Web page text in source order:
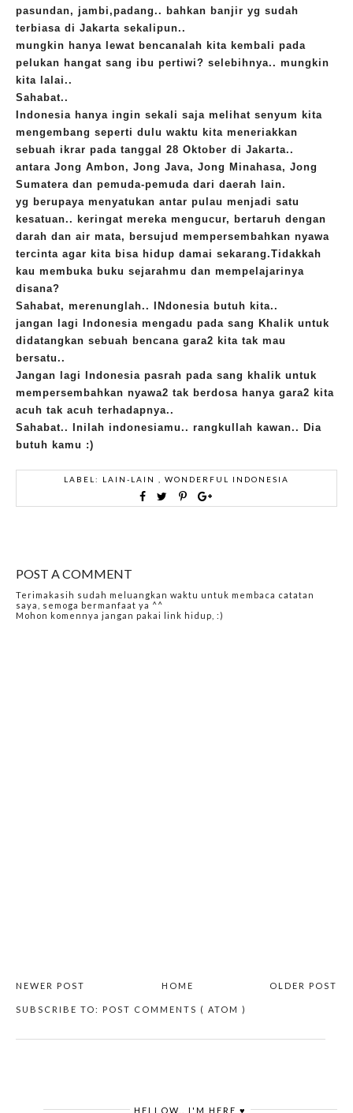
pasundan, jambi,padang.. bahkan banjir yg sudah
terbiasa di Jakarta sekalipun..
mungkin hanya lewat bencanalah kita kembali pada
pelukan hangat sang ibu pertiwi? selebihnya.. mungkin
kita lalai..
Sahabat..
Indonesia hanya ingin sekali saja melihat senyum kita
mengembang seperti dulu waktu kita meneriakkan
sebuah ikrar pada tanggal 28 Oktober di Jakarta..
antara Jong Ambon, Jong Java, Jong Minahasa, Jong
Sumatera dan pemuda-pemuda dari daerah lain.
yg berupaya menyatukan antar pulau menjadi satu
kesatuan.. keringat mereka mengucur, bertaruh dengan
darah dan air mata, bersujud mempersembahkan nyawa
tercinta agar kita bisa hidup damai sekarang.Tidakkah
kau membuka buku sejarahmu dan mempelajarinya
disana?
Sahabat, merenunglah.. INdonesia butuh kita..
jangan lagi Indonesia mengadu pada sang Khalik untuk
didatangkan sebuah bencana gara2 kita tak mau
bersatu..
Jangan lagi Indonesia pasrah pada sang khalik untuk
mempersembahkan nyawa2 tak berdosa hanya gara2 kita
acuh tak acuh terhadapnya..
Sahabat.. Inilah indonesiamu.. rangkullah kawan.. Dia
butuh kamu :)
LABEL: LAIN-LAIN WONDERFUL INDONESIA
POST A COMMENT
Terimakasih sudah meluangkan waktu untuk membaca catatan
saya, semoga bermanfaat ya ^^
Mohon komennya jangan pakai link hidup, :)
NEWER POST OLDER POST
HOME
SUBSCRIBE TO: POST COMMENTS ( ATOM )
HELLOW.. I'M HERE ♥